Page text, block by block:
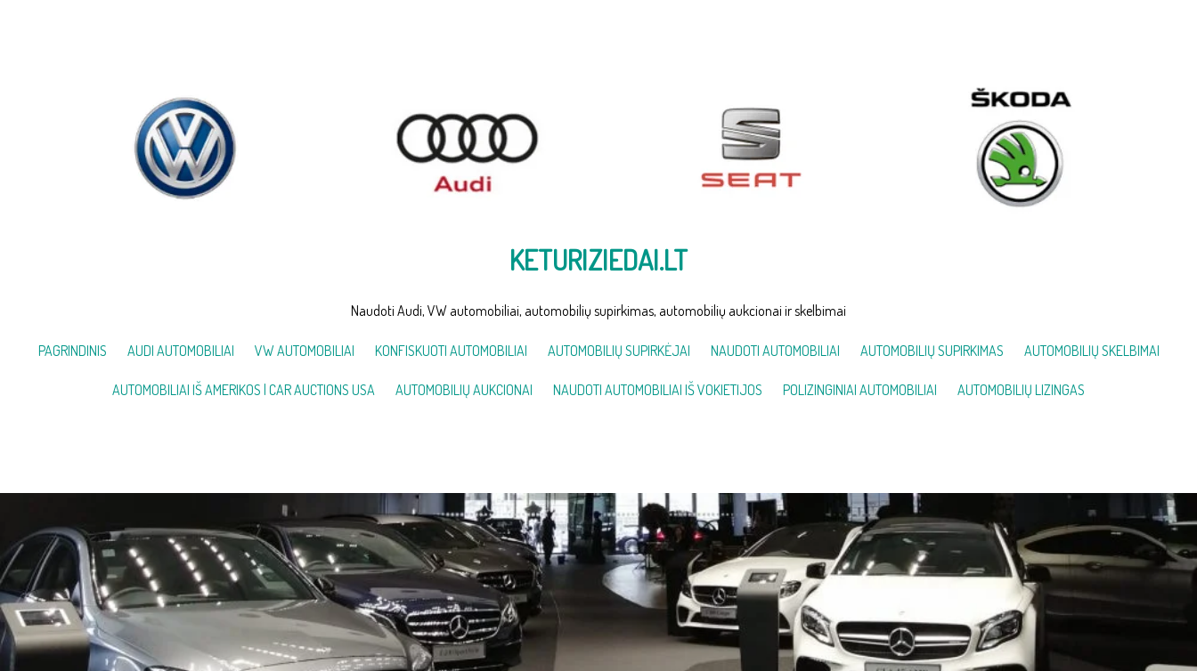
KETURIZIEDAI.LT
Naudoti Audi, VW automobiliai, automobilių supirkimas, automobilių aukcionai ir skelbimai
PAGRINDINIS AUDI AUTOMOBILIAI VW AUTOMOBILIAI KONFISKUOTI AUTOMOBILIAI AUTOMOBILIŲ SUPIRKĖJAI NAUDOTI AUTOMOBILIAI AUTOMOBILIŲ SUPIRKIMAS AUTOMOBILIŲ SKELBIMAI
AUTOMOBILIAI IŠ AMERIKOS | CAR AUCTIONS USA AUTOMOBILIŲ AUKCIONAI NAUDOTI AUTOMOBILIAI IŠ VOKIETIJOS POLIZINGINIAI AUTOMOBILIAI AUTOMOBILIŲ LIZINGAS